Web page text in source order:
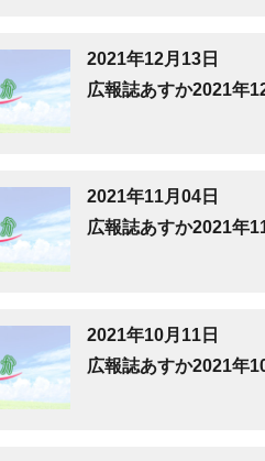
2021年12月13日
広報誌あすか2021年
2021年11月04日
広報誌あすか2021年
2021年10月11日
広報誌あすか2021年